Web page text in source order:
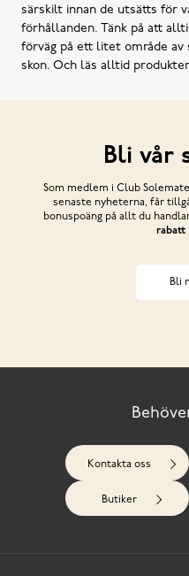
särskilt innan de utsätts för
förhållanden. Tänk på att
förväg på ett litet område av
skon. Och läs alltid
Bli vår
Som medlem i Club
senaste nyheterna, får
bonuspoäng på allt du
rabatt
Bli
Kontakta oss
Butiker